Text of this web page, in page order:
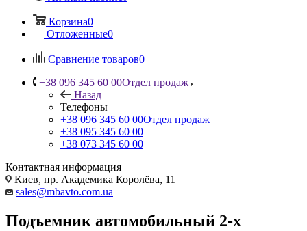
Корзина0
Отложенные0
Сравнение товаров0
+38 096 345 60 00Отдел продаж
Назад
Телефоны
+38 096 345 60 00Отдел продаж
+38 095 345 60 00
+38 073 345 60 00
Контактная информация
Киев, пр. Академика Королёва, 11
sales@mbavto.com.ua
Подъемник автомобильный 2-х